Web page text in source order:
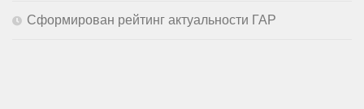
Сформирован рейтинг актуальности ГАР